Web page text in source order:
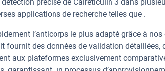
précise de Calreticulin 3 dans
applications de recherche telles que .
l’anticorps le plus adapté grâce à
fournit des données de validation détaillées,
aux plateformes exclusivement